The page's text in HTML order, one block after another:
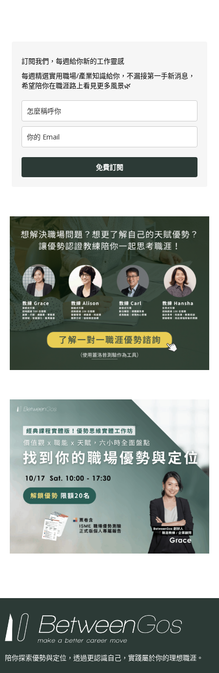
訂閱我們，每週給你新的工作靈感
每週精選實用職場/產業知識給你，不漏接第一手新消息，
希望陪你在職涯路上看見更多風景🌿
免費訂閱
陪你探索優勢與定位，透過更認識自己， 實踐屬於你的理想職涯。